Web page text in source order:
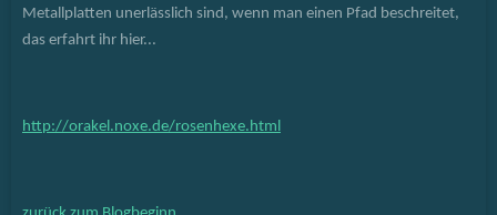
Metallplatten unerlässlich sind, wenn man einen Pfad beschreitet,
das erfahrt ihr hier...
http://orakel.noxe.de/rosenhexe.html